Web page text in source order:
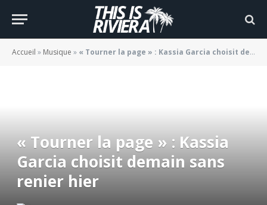
Accueil » Musique » « Tourner la page » : Kassia Garcia choisit demain sans renier hier
« Tourner la page » : Kassia
Garcia choisit demain sans
renier hier